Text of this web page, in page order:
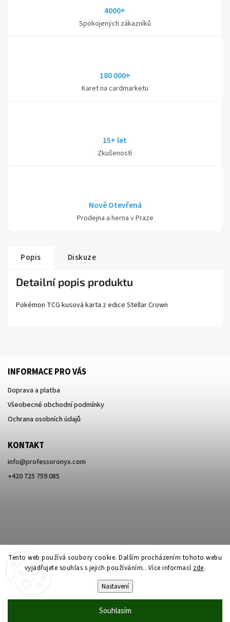
Tento web používá soubory cookie. Dalším procházením tohoto webu
vyjadřujete souhlas s jejich používáním.. Více informací zde.
Nastavení
Souhlasím
4000+
Spokojených zákazníků
180 000+
Karet na cardmarketu
15+ let
Zkušeností
Nově Otevřená
Prodejna a herna v Praze
Popis Diskuze
Detailní popis produktu
Pokémon TCG kusová karta z edice Stellar Crown
INFORMACE PRO VÁS
Doprava a platba
Všeobecné obchodní podmínky
Ochrana osobních údajů
KONTAKT
info@professoronyx.com
+420 725 759 085
Professor Onyx. Všechna práva vyhrazena.